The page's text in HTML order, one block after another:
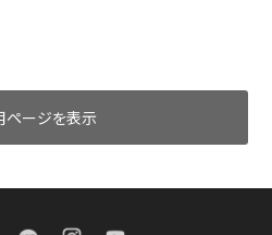
ページを表示
FacebookLINE